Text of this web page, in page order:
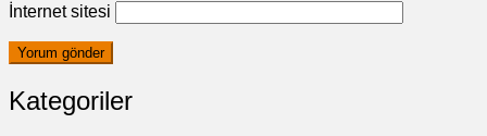
İnternet sitesi
Kategoriler